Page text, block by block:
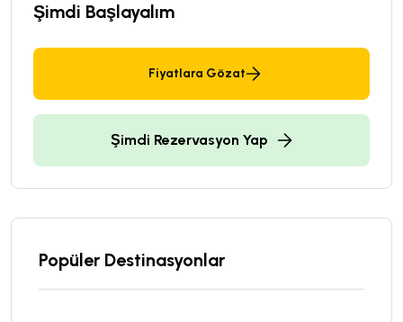
Şimdi Başlayalım
Fiyatlara Gözat
Şimdi Rezervasyon Yap
Popüler Destinasyonlar